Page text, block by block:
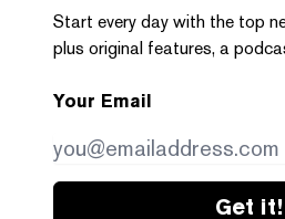
Start every day with the top
plus original features, a
Your Email
Get it!